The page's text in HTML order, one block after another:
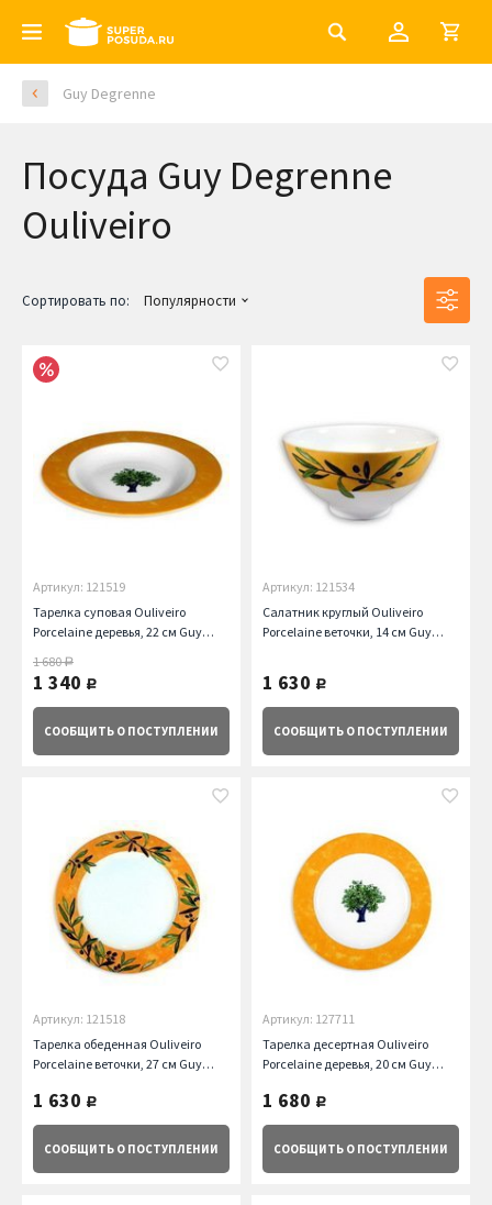
Guy Degrenne
Посуда Guy Degrenne
Ouliveiro
Сортировать по: Популярности
Артикул: 121519
Тарелка суповая Ouliveiro
Porcelaine деревья, 22 см Guy
1 680руб.
1 340 руб.
СООБЩИТЬ О ПОСТУПЛЕНИИ
Артикул: 121534
Салатник круглый Ouliveiro
Porcelaine веточки, 14 см Guy
1 630 руб.
СООБЩИТЬ О ПОСТУПЛЕНИИ
Артикул: 121518
Тарелка обеденная Ouliveiro
Porcelaine веточки, 27 см Guy
1 630 руб.
СООБЩИТЬ О ПОСТУПЛЕНИИ
Артикул: 127711
Тарелка десертная Ouliveiro
Porcelaine деревья, 20 см Guy
1 680 руб.
СООБЩИТЬ О ПОСТУПЛЕНИИ